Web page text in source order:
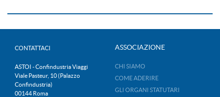
CONTATTACI
ASTOI - Confindustria Viaggi
Viale Pasteur, 10 (Palazzo
Confindustria)
00144 Roma
ASSOCIAZIONE
CHI SIAMO
COME ADERIRE
GLI ORGANI STATUTARI